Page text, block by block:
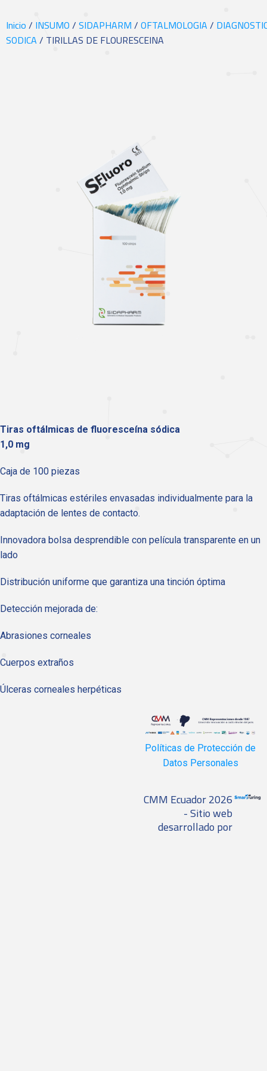
Inicio/ INSUMO/SIDAPHARM/OFTALMOLOGIA/
SODICA/ TIRILLAS DE FLOURESCEINA
Tiras oftálmicas de fluoresceína sódica
1,0 mg
Caja de 100 piezas
Tiras oftálmicas estériles envasadas individualmente para la
adaptación de lentes de contacto.
Innovadora bolsa desprendible con película transparente en un
lado
Distribución uniforme que garantiza una tinción óptima
Detección mejorada de:
Abrasiones corneales
Cuerpos extraños
Úlceras corneales herpéticas
Políticas de Protección de
Datos Personales
CMM Ecuador 2026
- Sitio web
desarrollado por